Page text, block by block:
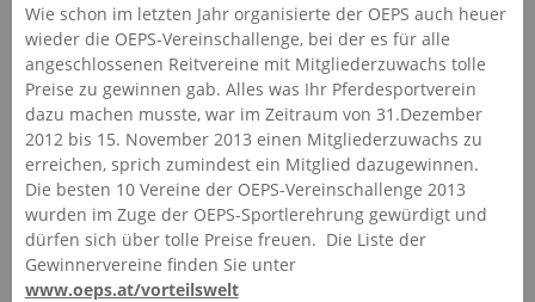
Wie schon im letzten Jahr organisierte der OEPS auch heuer
wieder die OEPS-Vereinschallenge, bei der es für alle
angeschlossenen Reitvereine mit Mitgliederzuwachs tolle
Preise zu gewinnen gab. Alles was Ihr Pferdesportverein
dazu machen musste, war im Zeitraum von 31.Dezember
2012 bis 15. November 2013 einen Mitgliederzuwachs zu
erreichen, sprich zumindest ein Mitglied dazugewinnen.
Die besten 10 Vereine der OEPS-Vereinschallenge 2013
wurden im Zuge der OEPS-Sportlerehrung gewürdigt und
dürfen sich über tolle Preise freuen. Die Liste der
Gewinnervereine finden Sie unter
www.oeps.at/vorteilswelt